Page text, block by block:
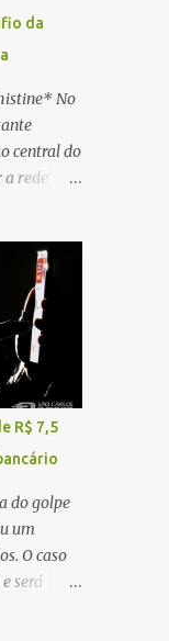
iniciaram
de
da
No
central do
a rede
e alta
não
de
da
Federal
ao
R$ 7,5
do golpe
um
O caso
será